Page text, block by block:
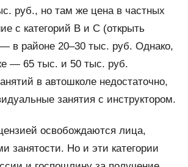
руб., но там же цена в частных
с категорий В и С (открыть
в районе 20–30 тыс. руб. Однако,
— 65 тыс. и 50 тыс. руб.
в автошколе недостаточно,
занятия с инструктором.
освобождаются лица,
Но и эти категории